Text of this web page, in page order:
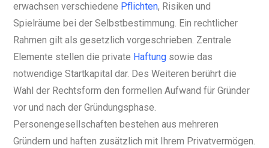
erwachsen verschiedene Pflichten, Risiken und
Spielräume bei der Selbstbestimmung. Ein rechtlicher
Rahmen gilt als gesetzlich vorgeschrieben. Zentrale
Elemente stellen die private Haftung sowie das
notwendige Startkapital dar. Des Weiteren berührt die
Wahl der Rechtsform den formellen Aufwand für Gründer
vor und nach der Gründungsphase.
Personengesellschaften bestehen aus mehreren
Gründern und haften zusätzlich mit Ihrem Privatvermögen.